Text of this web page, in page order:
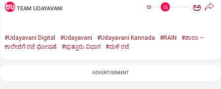
TEAM UDAYAVANI ಅ ಅ
#Udayavani Digital #Udayavani #Udayavani Kannada #RAIN
#ಶಾಲಾ –
ಕಾಲೇಜಿಗೆ ರಜೆ ಘೋಷಣೆ
#ಪುತ್ತೂರು ವಿಭಾಗ #ಮಳೆ ರಜೆ
ADVERTISEMENT